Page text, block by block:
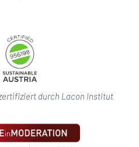
durch Lacon Institut